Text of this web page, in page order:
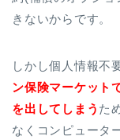
きないからです。
しかし個人情報不
ン保険マーケット
を出してしまう た
なくコンピュータ